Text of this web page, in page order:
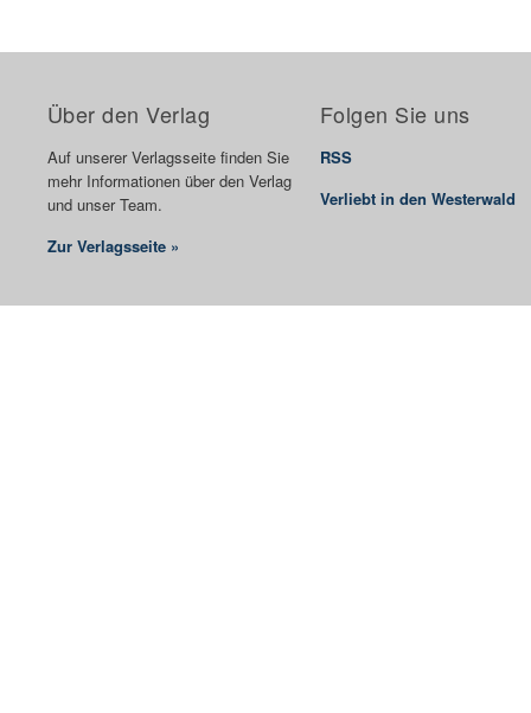
Über den Verlag
Auf unserer Verlagsseite finden Sie
mehr Informationen über den Verlag
und unser Team.
Zur Verlagsseite »
Folgen Sie uns
RSS
Verliebt in den Westerwald